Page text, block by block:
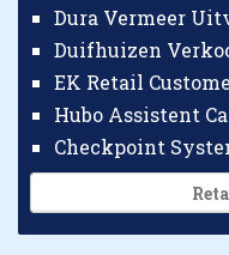
Dura Vermeer
Duifhuizen
EK Retail
Hubo Assistent